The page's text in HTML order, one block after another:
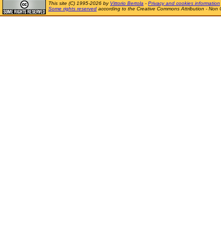
This site (C) 1995-2026 by Vittorio Bertola - Privacy and cookies information
Some rights reserved according to the Creative Commons Attribution - Non